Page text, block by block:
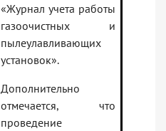
«Журнал учета работы
газоочистных и
пылеулавливающих
установок».
Дополнительно
отмечается, что
проведение